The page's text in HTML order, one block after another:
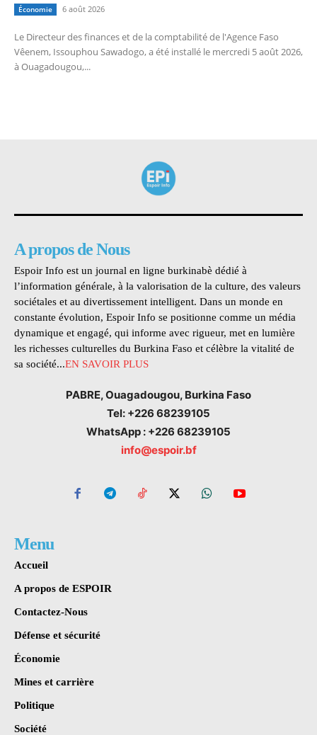
Économie 6 août 2026
Le Directeur des finances et de la comptabilité de l'Agence Faso
Vêenem, Issouphou Sawadogo, a été installé le mercredi 5 août 2026,
à Ouagadougou,...
A propos de Nous
Espoir Info est un journal en ligne burkinabè dédié à
l’information générale, à la valorisation de la culture, des valeurs
sociétales et au divertissement intelligent. Dans un monde en
constante évolution, Espoir Info se positionne comme un média
dynamique et engagé, qui informe avec rigueur, met en lumière
les richesses culturelles du Burkina Faso et célèbre la vitalité de
sa société...EN SAVOIR PLUS
PABRE, Ouagadougou, Burkina Faso
Tel: +226 68239105
WhatsApp : +226 68239105
info@espoir.bf
Menu
Accueil
A propos de ESPOIR
Contactez-Nous
Défense et sécurité
Économie
Mines et carrière
Politique
Société